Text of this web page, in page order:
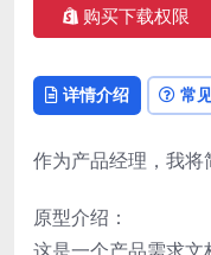
购买下载权限
详情介绍 常
作为产品经理，我将
原型介绍：